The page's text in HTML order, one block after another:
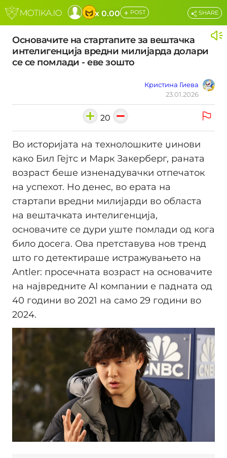
x 0.00 + POST
Основачите на стартапите за вештачка
интелигенција вредни милијарда долари
се се помлади - еве зошто
Кристина Гиева
23.01.2026
SHARE
20
Во историјата на технолошките џинови
како Бил Гејтс и Марк Закерберг, раната
возраст беше изненадувачки отпечаток
на успехот. Но денес, во ерата на
стартапи вредни милијарди во областа
на вештачката интелигенција,
основачите се дури уште помлади од кога
било досега. Ова претставува нов тренд
што го детектираше истражувањето на
Antler: просечната возраст на основачите
на највредните AI компании е падната од
40 години во 2021 на само 29 години во
2024.